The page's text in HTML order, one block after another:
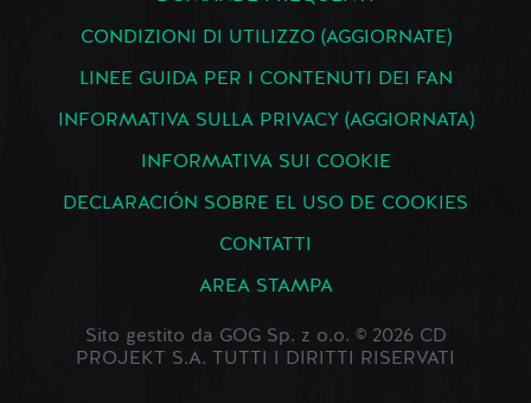
CONDIZIONI DI UTILIZZO (AGGIORNATE)
LINEE GUIDA PER I CONTENUTI DEI FAN
INFORMATIVA SULLA PRIVACY (AGGIORNATA)
INFORMATIVA SUI COOKIE
DECLARACIÓN SOBRE EL USO DE COOKIES
CONTATTI
AREA STAMPA
Sito gestito da GOG Sp. z o.o. © 2026 CD
PROJEKT S.A. TUTTI I DIRITTI RISERVATI